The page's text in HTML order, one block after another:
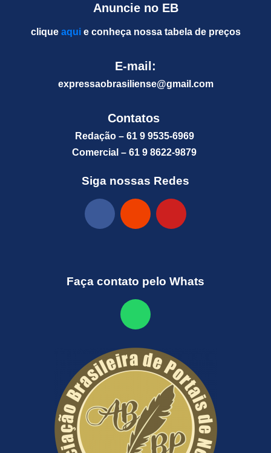
Anuncie no EB
clique aquie conheça nossa tabela de preços
E-mail:
expressaobrasiliense@gmail.com
Contatos
Redação – 61 9 9535-6969
Comercial – 61 9 8622-9879
Siga nossas Redes
Faça contato pelo Whats